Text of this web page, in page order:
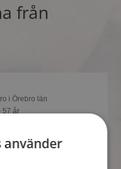
från
i Örebro län
57 år
bli medlem på
sen kan du lära dig allt
använder